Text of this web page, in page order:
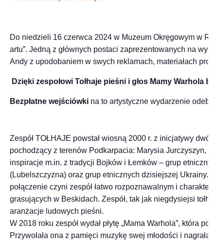
Do niedzieli 16 czerwca 2024 w Muzeum Okręgowym w
artu”. Jedną z głównych postaci zaprezentowanych na
Andy z upodobaniem w swych reklamach, materiałach
Dzięki zespołowi Tołhaje pieśni i głos Mamy Warhola
Bezpłatne wejściówki na to artystyczne wydarzenie
Zespół TOŁHAJE powstał wiosną 2000 r. z inicjatywy
pochodzący z terenów Podkarpacia: Marysia Jurczyszyn,
inspiracje m.in. z tradycji Bojków i Łemków – grup
(Lubelszczyzna) oraz grup etnicznych dzisiejszej Ukrainy.
połączenie czyni zespół łatwo rozpoznawalnym i
grasujących w Beskidach. Zespół, tak jak niegdysiejsi
aranżacje ludowych pieśni.
W 2018 roku zespół wydał płytę „Mama Warhola”, która
Przywołała ona z pamięci muzykę swej młodości i